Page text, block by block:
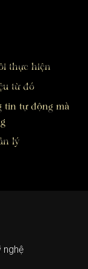
thực hiện
từ đó
tin tự động mà
lý
nghệ